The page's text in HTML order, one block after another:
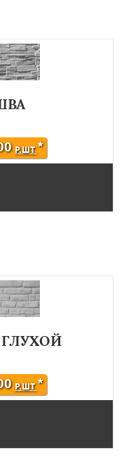
Р.ШТ*
Р.ШТ*